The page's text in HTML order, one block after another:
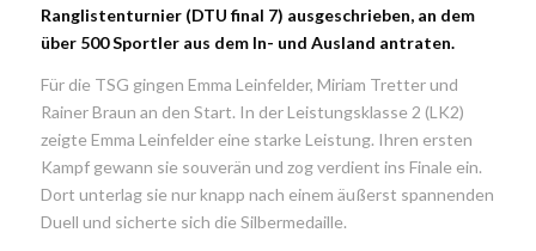
Ranglistenturnier (DTU final 7) ausgeschrieben, an dem
über 500 Sportler aus dem In- und Ausland antraten.
Für die TSG gingen Emma Leinfelder, Miriam Tretter und
Rainer Braun an den Start. In der Leistungsklasse 2 (LK2)
zeigte Emma Leinfelder eine starke Leistung. Ihren ersten
Kampf gewann sie souverän und zog verdient ins Finale ein.
Dort unterlag sie nur knapp nach einem äußerst spannenden
Duell und sicherte sich die Silbermedaille.